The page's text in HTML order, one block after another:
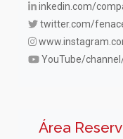
inkedin.com/
twitter.com/
YouTube/
Área